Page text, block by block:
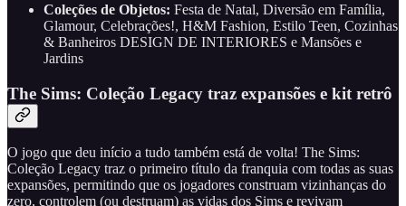
Coleções de Objetos: Festa de Natal, Diversão em Família,
Glamour, Celebrações!, H&M Fashion, Estilo Teen, Cozinhas
& Banheiros DESIGN DE INTERIORES e Mansões e
Jardins
The Sims: Coleção Legacy traz expansões e kit retrô
O jogo que deu início a tudo também está de volta! The Sims:
Coleção Legacy traz o primeiro título da franquia com todas as suas
expansões, permitindo que os jogadores construam vizinhanças do
zero, controlem (ou destruam) as vidas dos Sims e revivam